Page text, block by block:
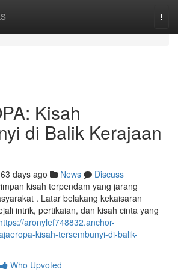
Kisah
di Balik Kerajaan
63 days ago News
Discuss
kisah terpendam yang jarang
. Latar belakang kekaisaran
intrik, pertikaian, dan kisah cinta yang
aronylef748832.anchor-
kisah-tersembunyi-di-balik-
Who Upvoted